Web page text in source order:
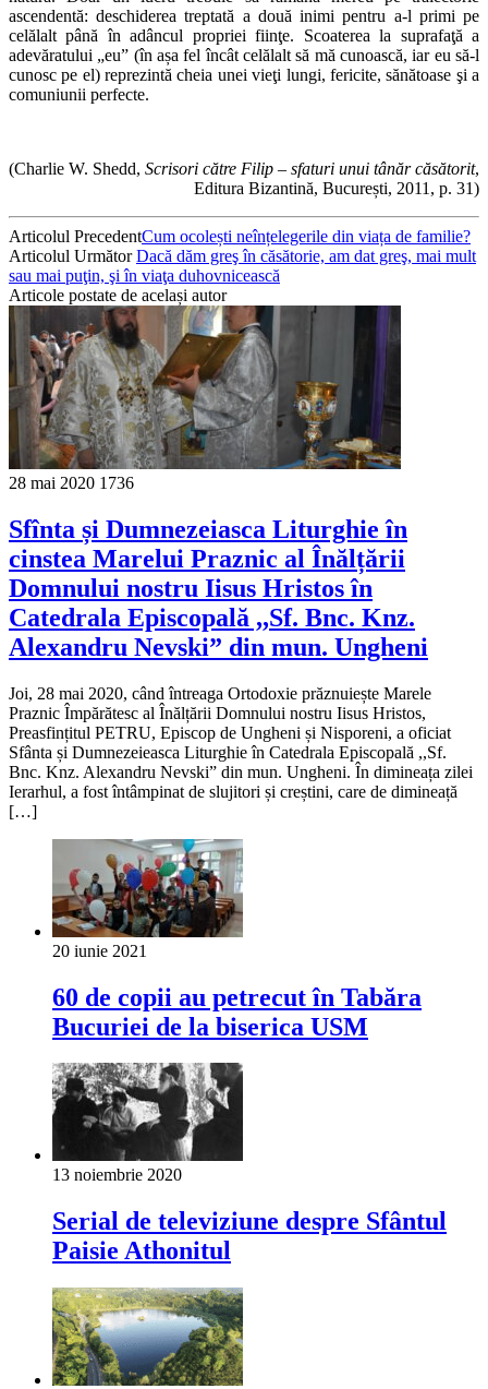
ascendentă: deschiderea treptată a două inimi pentru a-l primi pe
celălalt până în adâncul propriei fiinţe. Scoaterea la suprafaţă a
adevăratului „eu” (în așa fel încât celălalt să mă cunoască, iar eu să-l
cunosc pe el) reprezintă cheia unei vieţi lungi, fericite, sănătoase şi a
comuniunii perfecte.
(Charlie W. Shedd, Scrisori către Filip ‒ sfaturi unui tânăr căsătorit,
Editura Bizantină, București, 2011, p. 31)
Articolul PrecedentCum ocolești neînțelegerile din viața de familie?
Articolul UrmătorDacă dăm greş în căsătorie, am dat greş, mai mult
sau mai puţin, şi în viaţa duhovnicească
Articole postate de același autor
28 mai 2020 1736
Sfînta și Dumnezeiasca Liturghie în
cinstea Marelui Praznic al Înălțării
Domnului nostru Iisus Hristos în
Catedrala Episcopală ,,Sf. Bnc. Knz.
Alexandru Nevski” din mun. Ungheni
Joi, 28 mai 2020, când întreaga Ortodoxie prăznuiește Marele
Praznic Împărătesc al Înălțării Domnului nostru Iisus Hristos,
Preasfințitul PETRU, Episcop de Ungheni și Nisporeni, a oficiat
Sfânta și Dumnezeieasca Liturghie în Catedrala Episcopală ,,Sf.
Bnc. Knz. Alexandru Nevski” din mun. Ungheni. În dimineața zilei
Ierarhul, a fost întâmpinat de slujitori și creștini, care de dimineață
[…]
20 iunie 2021
60 de copii au petrecut în Tabăra
Bucuriei de la biserica USM
13 noiembrie 2020
Serial de televiziune despre Sfântul
Paisie Athonitul